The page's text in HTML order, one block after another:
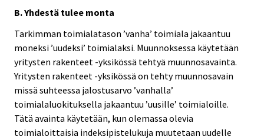
B. Yhdestä tulee monta
Tarkimman toimialatason ’vanha’ toimiala jakaantuu
moneksi ’uudeksi’ toimialaksi. Muunnoksessa käytetään
yritysten rakenteet -yksikössä tehtyä muunnosavainta.
Yritysten rakenteet -yksikössä on tehty muunnosavain
missä suhteessa jalostusarvo ’vanhalla’
toimialaluokituksella jakaantuu ’uusille’ toimialoille.
Tätä avainta käytetään, kun olemassa olevia
toimialoittaisia indeksipistelukuja muutetaan uudelle